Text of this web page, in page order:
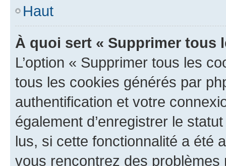
Haut
À quoi sert « Supprimer tous
L’option « Supprimer tous les
tous les cookies générés par
authentification et votre
également d’enregistrer le
lus, si cette fonctionnalité a été
vous rencontrez des